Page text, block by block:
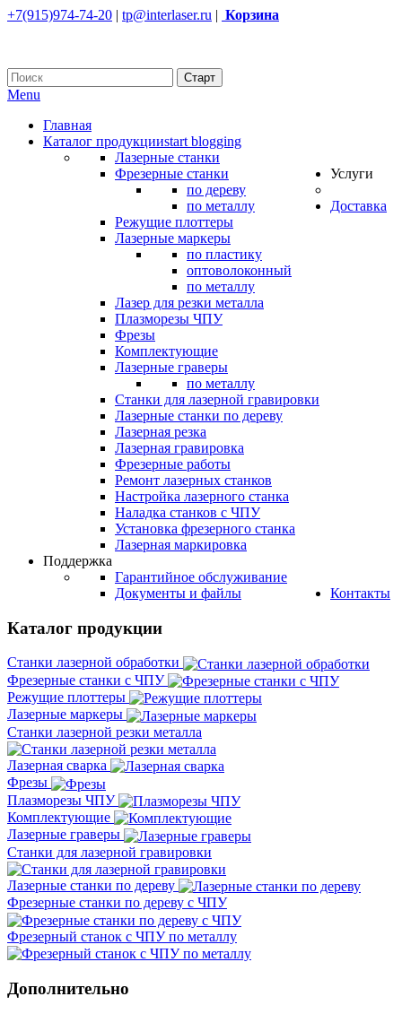
+7(915)974-74-20 | tp@interlaser.ru | Корзина
Menu
Главная
Каталог продукцииstart blogging
Лазерные станки
Фрезерные станки
по дереву
по металлу
Режущие плоттеры
Лазерные маркеры
по пластику
оптоволоконный
по металлу
Лазер для резки металла
Плазморезы ЧПУ
Фрезы
Комплектующие
Лазерные граверы
по металлу
Станки для лазерной гравировки
Лазерные станки по дереву
Услуги
Лазерная резка
Лазерная гравировка
Фрезерные работы
Ремонт лазерных станков
Настройка лазерного станка
Наладка станков с ЧПУ
Установка фрезерного станка
Лазерная маркировка
Доставка
Поддержка
Гарантийное обслуживание
Документы и файлы
Контакты
Каталог продукции
Станки лазерной обработки
Фрезерные станки с ЧПУ
Режущие плоттеры
Лазерные маркеры
Станки лазерной резки металла
Лазерная сварка
Фрезы
Плазморезы ЧПУ
Комплектующие
Лазерные граверы
Станки для лазерной гравировки
Лазерные станки по дереву
Фрезерные станки по дереву с ЧПУ
Фрезерный станок с ЧПУ по металлу
Дополнительно